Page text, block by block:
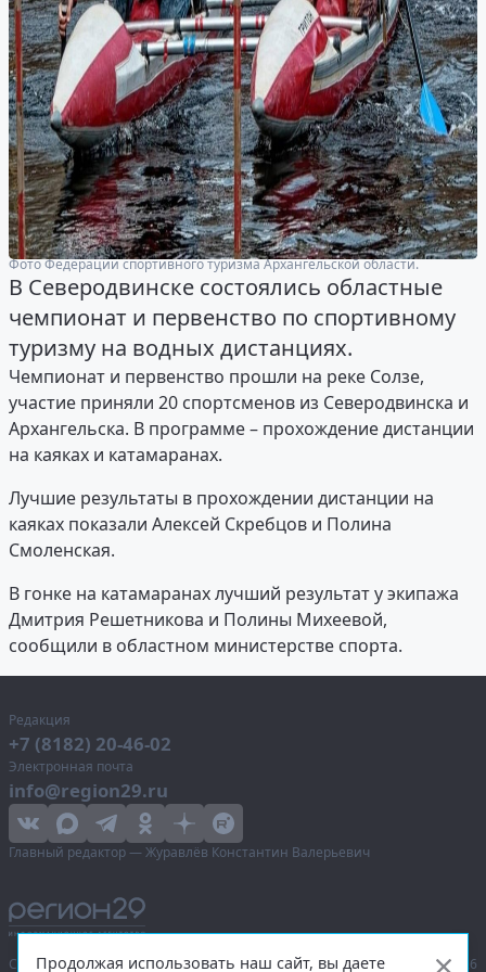
Фото Федерации спортивного туризма Архангельской области.
В Северодвинске состоялись областные
чемпионат и первенство по спортивному
туризму на водных дистанциях.
Чемпионат и первенство прошли на реке Солзе,
участие приняли 20 спортсменов из Северодвинска и
Архангельска. В программе – прохождение дистанции
на каяках и катамаранах.
Лучшие результаты в прохождении дистанции на
каяках показали Алексей Скребцов и Полина
Смоленская.
В гонке на катамаранах лучший результат у экипажа
Дмитрия Решетникова и Полины Михеевой,
сообщили в областном министерстве спорта.
Редакция
+7 (8182) 20-46-02
Электронная почта
info@region29.ru
Главный редактор — Журавлёв Константин Валерьевич
Сетевое издание «Информационное агентство Регион 29», © 2016–2026
Продолжая использовать наш сайт, вы даете